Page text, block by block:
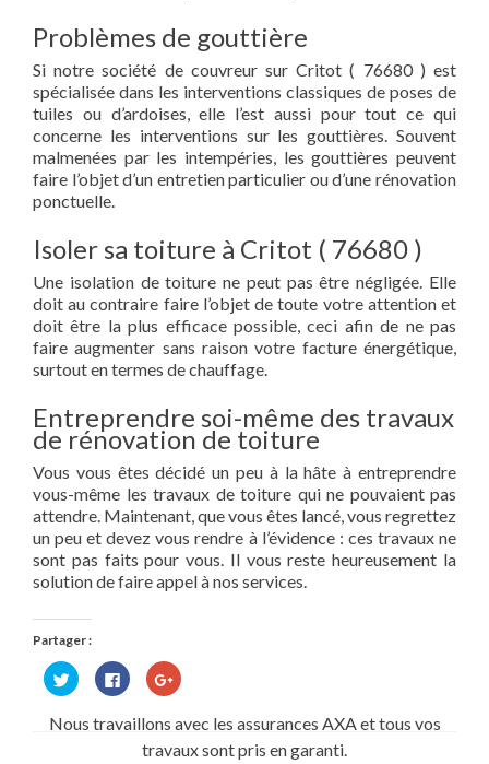
Problèmes de gouttière
Si notre société de couvreur sur Critot ( 76680 ) est
spécialisée dans les interventions classiques de poses de
tuiles ou d’ardoises, elle l’est aussi pour tout ce qui
concerne les interventions sur les gouttières. Souvent
malmenées par les intempéries, les gouttières peuvent
faire l’objet d’un entretien particulier ou d’une rénovation
ponctuelle.
Isoler sa toiture à Critot ( 76680 )
Une isolation de toiture ne peut pas être négligée. Elle
doit au contraire faire l’objet de toute votre attention et
doit être la plus efficace possible, ceci afin de ne pas
faire augmenter sans raison votre facture énergétique,
surtout en termes de chauffage.
Entreprendre soi-même des travaux
de rénovation de toiture
Vous vous êtes décidé un peu à la hâte à entreprendre
vous-même les travaux de toiture qui ne pouvaient pas
attendre. Maintenant, que vous êtes lancé, vous regrettez
un peu et devez vous rendre à l’évidence : ces travaux ne
sont pas faits pour vous. Il vous reste heureusement la
solution de faire appel à nos services.
Partager :
Cliquez
pour
partager
Twitter(ouvre
Cliquez
pour
partager
sur
Facebook(ouvre
dans
une
Cliquez
pour
Google+
dans
Nous travaillons avec les assurances AXA et tous vos
travaux sont pris en garanti.